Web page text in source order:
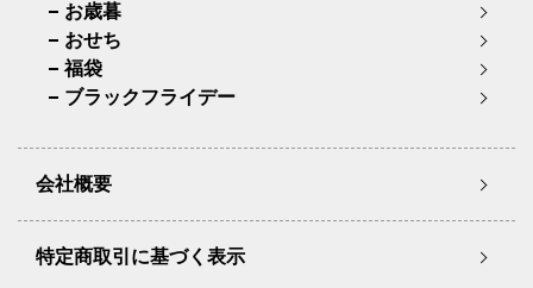
お歳暮
おせち
福袋
ブラックフライデー
会社概要
特定商取引に基づく表示